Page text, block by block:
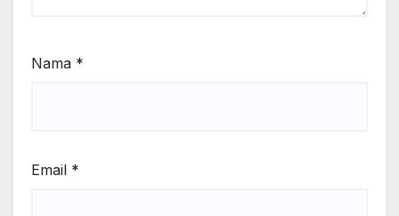
Nama *
Email *